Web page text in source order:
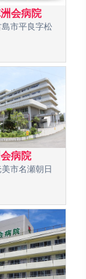
会病院
市平良字松
病院
市名瀬朝日